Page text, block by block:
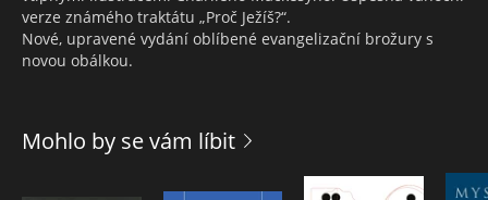
verze známého traktátu „Proč Ježíš?“.
Nové, upravené vydání oblíbené evangelizační brožury s
novou obálkou.
Mohlo by se vám líbit